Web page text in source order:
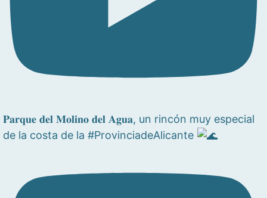
𝐏𝐚𝐫𝐪𝐮𝐞 𝐝𝐞𝐥 𝐌𝐨𝐥𝐢𝐧𝐨 𝐝𝐞𝐥 𝐀𝐠𝐮𝐚, un rincón muy especial
de la costa de la #ProvinciadeAlicante